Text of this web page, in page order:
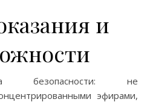
и
безопасности: не
эфирами,